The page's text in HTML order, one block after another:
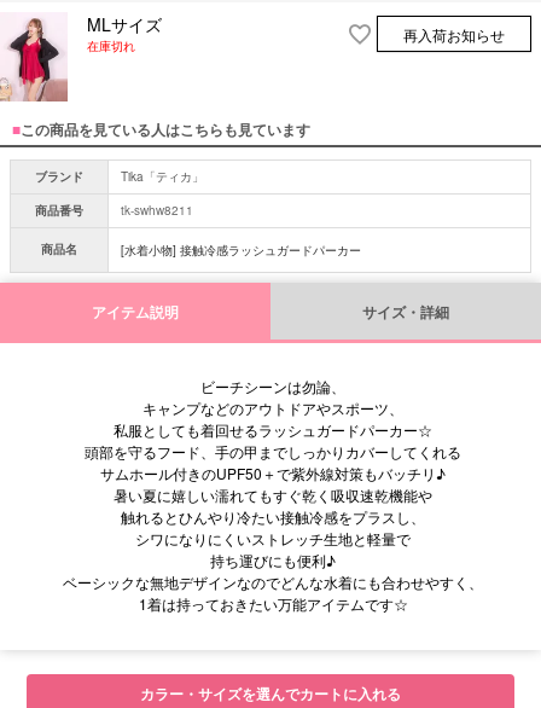
MLサイズ
在庫切れ
再入荷お知らせ
■この商品を見ている人はこちらも見ています
ブランド
Tika「ティカ」
商品番号
tk-swhw8211
商品名 [水着小物] 接触冷感ラッシュガードパーカー
アイテム説明 サイズ・詳細
ビーチシーンは勿論、
キャンプなどのアウトドアやスポーツ、
私服としても着回せるラッシュガードパーカー☆
頭部を守るフード、手の甲までしっかりカバーしてくれる
サムホール付きのUPF50＋で紫外線対策もバッチリ♪
暑い夏に嬉しい濡れてもすぐ乾く吸収速乾機能や
触れるとひんやり冷たい接触冷感をプラスし、
シワになりにくいストレッチ生地と軽量で
持ち運びにも便利♪
ベーシックな無地デザインなのでどんな水着にも合わせやすく、
1着は持っておきたい万能アイテムです☆
カラー・サイズを選んでカートに入れる